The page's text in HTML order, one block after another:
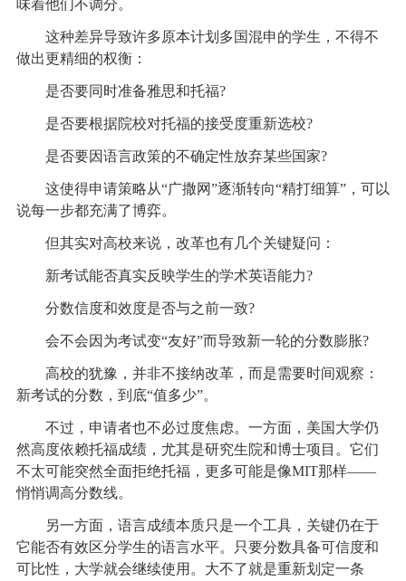
味着他们不调分。
这种差异导致许多原本计划多国混申的学生，不得不
做出更精细的权衡：
是否要同时准备雅思和托福?
是否要根据院校对托福的接受度重新选校?
是否要因语言政策的不确定性放弃某些国家?
这使得申请策略从“广撒网”逐渐转向“精打细算”，可以
说每一步都充满了博弈。
但其实对高校来说，改革也有几个关键疑问：
新考试能否真实反映学生的学术英语能力?
分数信度和效度是否与之前一致?
会不会因为考试变“友好”而导致新一轮的分数膨胀?
高校的犹豫，并非不接纳改革，而是需要时间观察：
新考试的分数，到底“值多少”。
不过，申请者也不必过度焦虑。一方面，美国大学仍
然高度依赖托福成绩，尤其是研究生院和博士项目。它们
不太可能突然全面拒绝托福，更多可能是像MIT那样——
悄悄调高分数线。
另一方面，语言成绩本质只是一个工具，关键仍在于
它能否有效区分学生的语言水平。只要分数具备可信度和
可比性，大学就会继续使用。大不了就是重新划定一条